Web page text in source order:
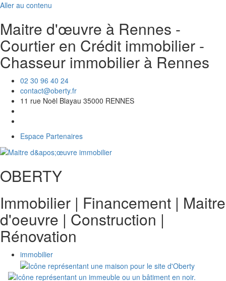
Aller au contenu
Maitre d'œuvre à Rennes -
Courtier en Crédit immobilier -
Chasseur immobilier à Rennes
02 30 96 40 24
contact@oberty.fr
11 rue Noël Blayau 35000 RENNES
Espace Partenaires
OBERTY
Immobilier | Financement | Maitre
d'oeuvre | Construction |
Rénovation
immobilier